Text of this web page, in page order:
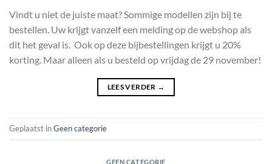
Vindt u niet de juiste maat? Sommige modellen zijn bij te
bestellen. Uw krijgt vanzelf een melding op de webshop als
dit het geval is. Ook op deze bijbestellingen krijgt u 20%
korting. Maar alleen als u besteld op vrijdag de 29 november!
LEES VERDER →
Geplaatst inGeen categorie
GEEN CATEGORIE